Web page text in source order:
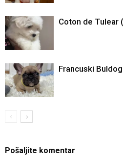
Coton de Tulear
Francuski
Pošaljite komentar